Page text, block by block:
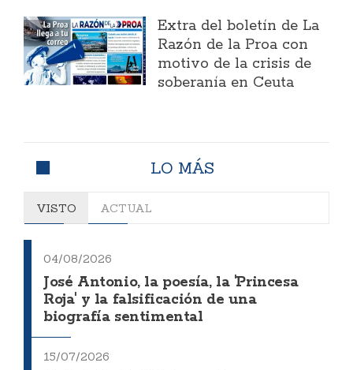
Extra del boletín de La
Razón de la Proa con
motivo de la crisis de
soberanía en Ceuta
LO MÁS
VISTO ACTUAL
04/08/2026
José Antonio, la poesía, la 'Princesa
Roja' y la falsificación de una
biografía sentimental
15/07/2026